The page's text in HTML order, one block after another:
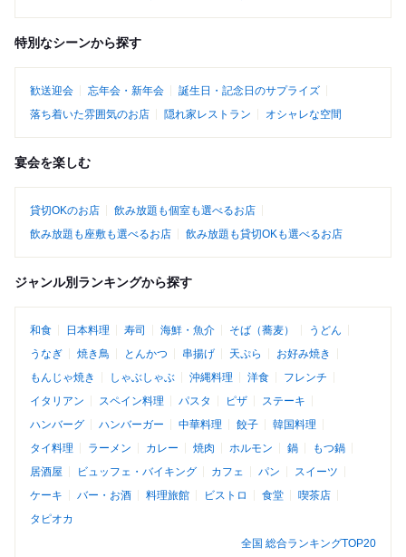
特別なシーンから探す
歓送迎会 忘年会・新年会
誕生日・記念日のサプライズ
落ち着いた雰囲気のお店
隠れ家レストラン オシャレな空間
宴会を楽しむ
貸切OKのお店
飲み放題も個室も選べるお店
飲み放題も座敷も選べるお店
飲み放題も貸切OKも選べるお店
ジャンル別ランキングから探す
和食 日本料理 寿司 海鮮・魚介 そば（蕎麦）
うどん
うなぎ
焼き鳥 とんかつ 串揚げ 天ぷら
お好み焼き
もんじゃ焼き
しゃぶしゃぶ 沖縄料理 洋食
フレンチ
イタリアン
スペイン料理 パスタ ピザ
ステーキ
ハンバーグ
ハンバーガー 中華料理 餃子
韓国料理
タイ料理
ラーメン カレー 焼肉 ホルモン 鍋
もつ鍋
居酒屋
ビュッフェ・バイキング カフェ パン
スイーツ
ケーキ
バー・お酒 料理旅館 ビストロ 食堂
喫茶店
タピオカ
全国 総合ランキングTOP20